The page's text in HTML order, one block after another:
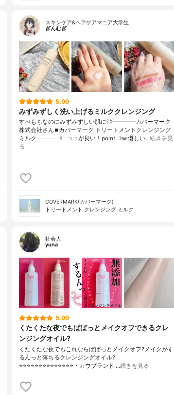
スキンケア&ヘアケアマニア大学生
ぎんむぎ
5.00
みずみずしく洗い上げるミルククレンジング
すべもちなのにみずみずしい肌に◎┈┈┈┈カバーマーク
株式会社さん⏹カバーマーク トリートメントクレンジング
ミルク┈┈┈┈☾ ココが良い！point ☽✏️優しい…続きを見
る
COVERMARK(カバーマーク)
トリートメント クレンジング ミルク
社会人
yuna
5.00
くたくたな夜でもぱぱっとメイクオフできるクレ
ンジングオイル?
くたくたな夜でもこれならぱぱっとメイクオフ?メイクがす
るんっと落ちるクレンジングオイル?
⭐️⭐️⭐️⭐️⭐️⭐️⭐️⭐️⭐️⭐️⭐️⭐️⭐️⭐️・カウブランド …続きを見る